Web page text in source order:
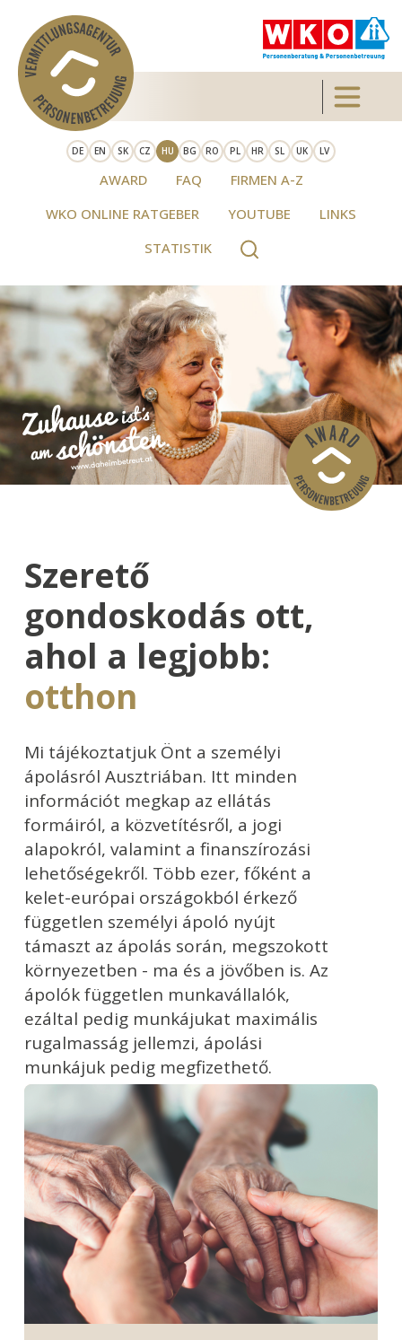
Skip to main content Toggle
DE EN SK CZ HU BG RO PL HR SL UK LV
AWARD FAQ
FIRMEN A-Z
WKO ONLINE RATGEBER
YOUTUBE
LINKS
STATISTIK
Szerető
gondoskodás ott,
ahol a legjobb:
otthon
Mi tájékoztatjuk Önt a személyi
ápolásról Ausztriában. Itt minden
információt megkap az ellátás
formáiról, a közvetítésről, a jogi
alapokról, valamint a finanszírozási
lehetőségekről. Több ezer, főként a
kelet-európai országokból érkező
független személyi ápoló nyújt
támaszt az ápolás során, megszokott
környezetben - ma és a jövőben is. Az
ápolók független munkavállalók,
ezáltal pedig munkájukat maximális
rugalmasság jellemzi, ápolási
munkájuk pedig megfizethető.